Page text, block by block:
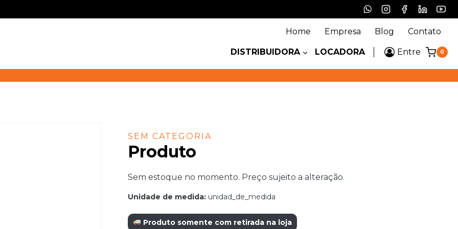
Home Empresa Blog Contato
DISTRIBUIDORA LOCADORA Entre 0
SEM CATEGORIA
Produto
Sem estoque no momento. Preço sujeito a alteração.
Unidade de medida:unidad_de_medida
Produto somente com retirada na loja